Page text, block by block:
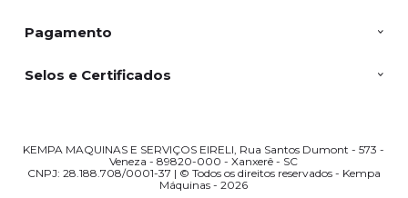
Pagamento
Selos e Certificados
KEMPA MAQUINAS E SERVIÇOS EIRELI, Rua Santos Dumont - 573 -
Veneza - 89820-000 - Xanxerê - SC
CNPJ: 28.188.708/0001-37 | © Todos os direitos reservados - Kempa
Máquinas - 2026